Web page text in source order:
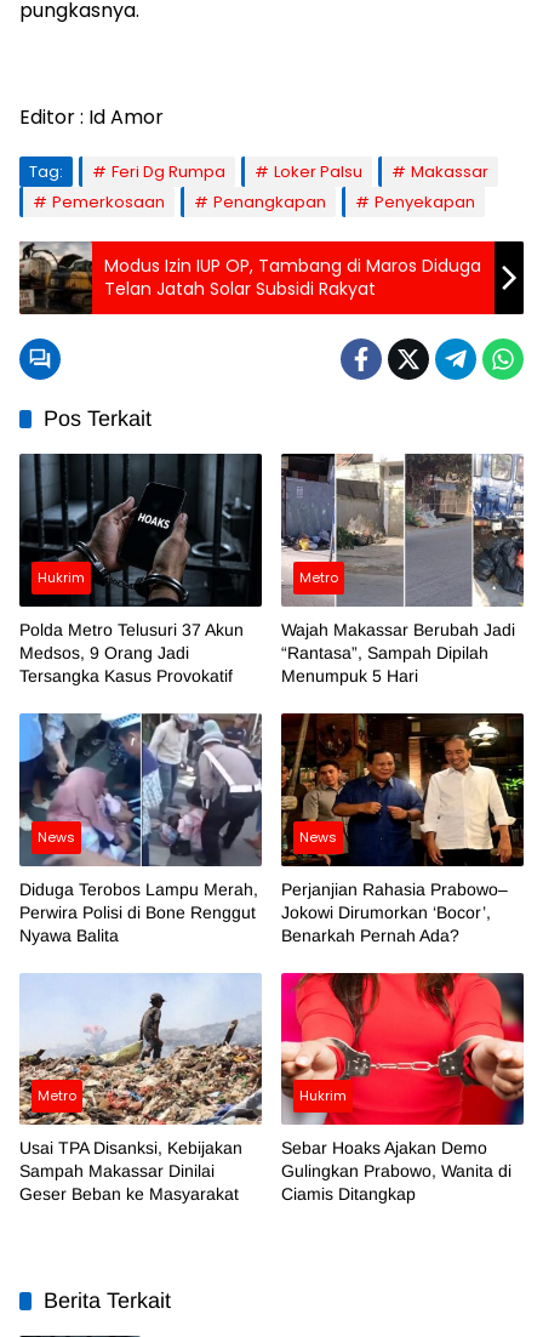
pungkasnya.
Editor : Id Amor
Tag: Feri Dg Rumpa Loker Palsu
Makassar
Pemerkosaan
Penangkapan Penyekapan
Modus Izin IUP OP, Tambang di Maros Diduga
Telan Jatah Solar Subsidi Rakyat
Pos Terkait
Hukrim
Polda Metro Telusuri 37 Akun
Medsos, 9 Orang Jadi
Tersangka Kasus Provokatif
Metro
Wajah Makassar Berubah Jadi
“Rantasa”, Sampah Dipilah
Menumpuk 5 Hari
News
Diduga Terobos Lampu Merah,
Perwira Polisi di Bone Renggut
Nyawa Balita
News
Perjanjian Rahasia Prabowo–
Jokowi Dirumorkan ‘Bocor’,
Benarkah Pernah Ada?
Metro
Usai TPA Disanksi, Kebijakan
Sampah Makassar Dinilai
Geser Beban ke Masyarakat
Hukrim
Sebar Hoaks Ajakan Demo
Gulingkan Prabowo, Wanita di
Ciamis Ditangkap
Berita Terkait